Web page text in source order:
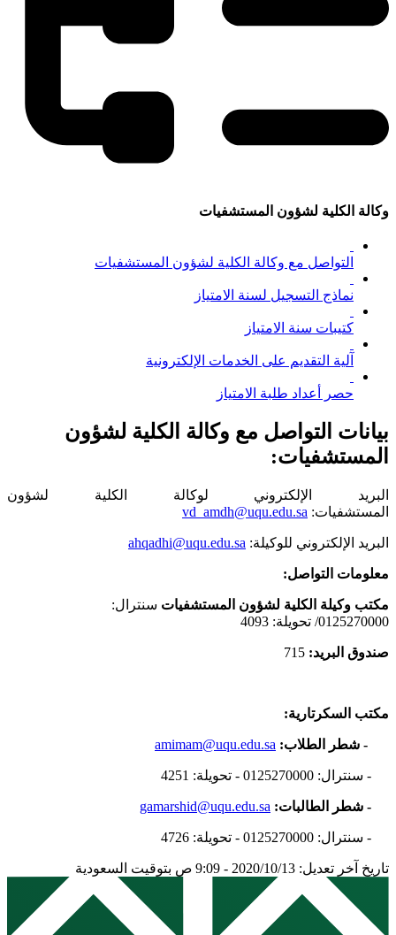
وكالة الكلية لشؤون المستشفيات
التواصل مع وكالة الكلية لشؤون المستشفيات
نماذج التسجيل لسنة الامتياز
كتيبات سنة الامتياز
آلية التقديم على الخدمات الإلكترونية
حصر أعداد طلبة الامتياز
بيانات التواصل مع وكالة الكلية لشؤون
المستشفيات:
البريد الإلكتروني لوكالة الكلية لشؤون
المستشفيات: vd_amdh@uqu.edu.sa
البريد الإلكتروني للوكيلة: ahqadhi@uqu.edu.sa
معلومات التواصل:
مكتب وكيلة الكلية لشؤون المستشفيات سنترال:
0125270000/ تحويلة: 4093
صندوق البريد:
مكتب السكرتارية:
- شطر الطلاب: amimam@uqu.edu.sa
- سنترال: 0125270000 - تحويلة: 4251
- شطر الطالبات: gamarshid@uqu.edu.sa
- سنترال: 0125270000 - تحويلة: 4726
تاريخ آخر تعديل: 2020/10/13 - 9:09 ص بتوقيت السعودية